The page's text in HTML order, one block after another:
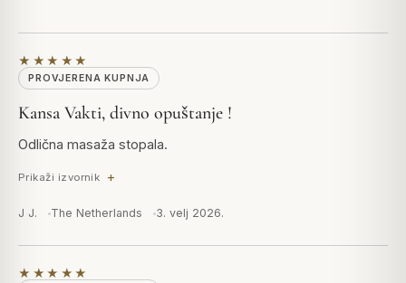
★★★★★
PROVJERENA KUPNJA
Kansa Vakti, divno opuštanje !
Odlična masaža stopala.
Prikaži izvornik
J J. The Netherlands 3. velj 2026.
★★★★★